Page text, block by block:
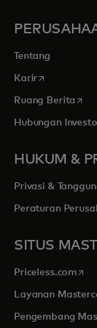
Tentang
Kariropens in a
Ruang Berita
Hubungan
HUKUM &
Privasi &
Peraturan
SITUS
Priceless.com
Layanan
Pengembang